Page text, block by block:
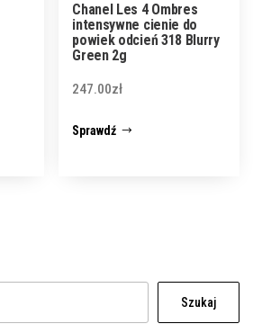
Chanel Les 4 Ombres
intensywne cienie do
powiek odcień 318 Blurry
Green 2g
247.00zł
Sprawdź
Szukaj